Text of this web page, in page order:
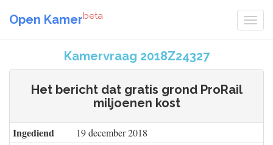
Open Kamerbeta
Kamervraag 2018Z24327
Het bericht dat gratis grond ProRail
miljoenen kost
Ingediend 19 december 2018